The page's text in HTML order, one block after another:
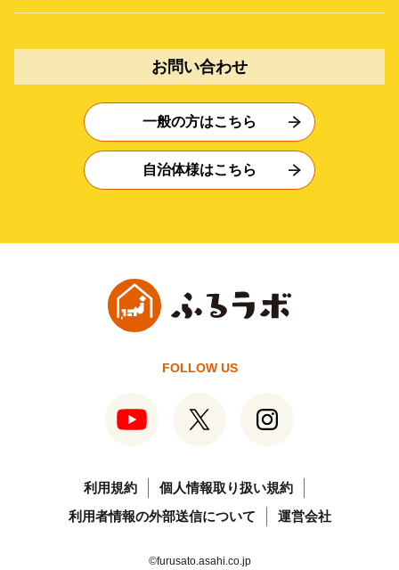
お問い合わせ
一般の方はこちら
自治体様はこちら
FOLLOW US
利用規約
個人情報取り扱い規約
利用者情報の外部送信について
運営会社
©furusato.asahi.co.jp